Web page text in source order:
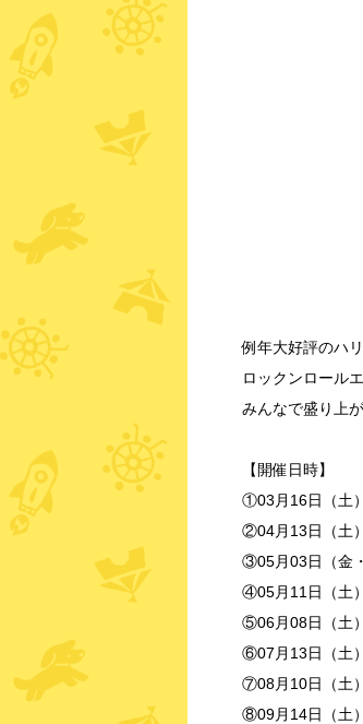
例年大好評のハ
ロックンロール
みんなで盛り上
【開催日時】
①03月16日（土）
②04月13日（土）
③05月03日（金
④05月11日（土）
⑤06月08日（土）
⑥07月13日（土）
⑦08月10日（土）
⑧09月14日（土）